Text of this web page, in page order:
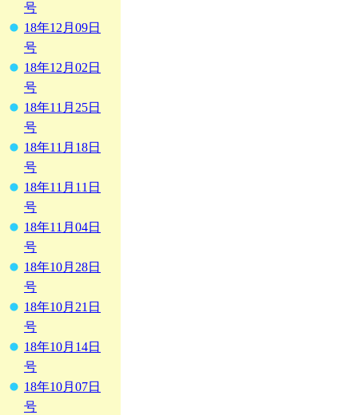
号
18年12月09日
号
18年12月02日
号
18年11月25日
号
18年11月18日
号
18年11月11日
号
18年11月04日
号
18年10月28日
号
18年10月21日
号
18年10月14日
号
18年10月07日
号